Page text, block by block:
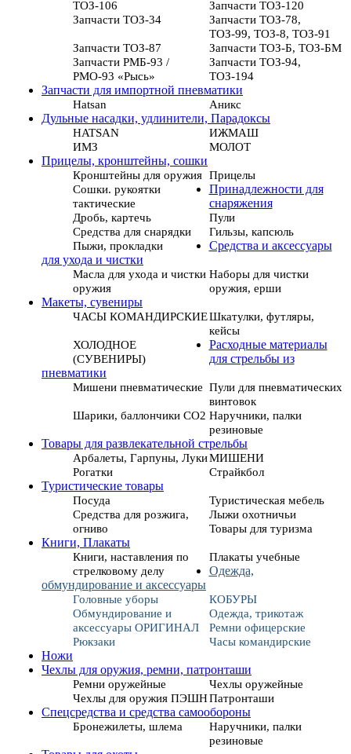
ТОЗ-106
Запчасти ТОЗ-120
Запчасти ТОЗ-34
Запчасти ТОЗ-78,
ТОЗ-99, ТОЗ-8, ТОЗ-91
Запчасти ТОЗ-87
Запчасти ТОЗ-Б, ТОЗ-БМ
Запчасти РМБ-93 /
РМО-93 «Рысь»
Запчасти ТОЗ-94,
ТОЗ-194
Запчасти для импортной пневматики
Hatsan
Аникс
Дульные насадки, удлинители, Парадоксы
HATSAN
ИЖМАШ
ИМЗ
МОЛОТ
Прицелы, кронштейны, сошки
Кронштейны для оружия Прицелы
Сошки. рукоятки
тактические
Принадлежности для
снаряжения
Дробь, картечь
Пули
Средства для снарядки
Гильзы, капсюль
Пыжи, прокладки
Средства и аксессуары
для ухода и чистки
Масла для ухода и чистки
оружия
Наборы для чистки
оружия, ерши
Макеты, сувениры
ЧАСЫ КОМАНДИРСКИЕШкатулки, футляры,
кейсы
ХОЛОДНОЕ
(СУВЕНИРЫ)
Расходные материалы
для стрельбы из
пневматики
Мишени пневматические Пули для пневматических
винтовок
Шарики, баллончики СО2 Наручники, палки
резиновые
Товары для развлекательной стрельбы
Арбалеты, Гарпуны, ЛукиМИШЕНИ
Рогатки
Страйкбол
Туристические товары
Посуда
Туристическая мебель
Средства для розжига,
огниво
Лыжи охотничьи
Товары для туризма
Книги, Плакаты
Книги, наставления по
стрелковому делу
Плакаты учебные
Одежда,
обмундирование и аксессуары
Головные уборы
КОБУРЫ
Обмундирование и
аксессуары ОРИГИНАЛ
Одежда, трикотаж
Ремни офицерские
Рюкзаки
Часы командирские
Ножи
Чехлы для оружия, ремни, патронташи
Ремни оружейные
Чехлы оружейные
Чехлы для оружия ПЭШНПатронташи
Спецсредства и средства самообороны
Бронежилеты, шлема
Наручники, палки
резиновые